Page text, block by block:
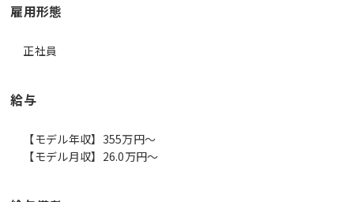
雇用形態
正社員
給与
【モデル年収】355万円〜
【モデル月収】26.0万円〜